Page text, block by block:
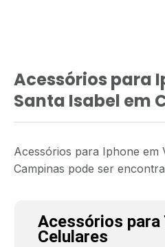
Acessórios para
Santa Isabel em
Acessórios para Iphone em
Campinas pode ser
Acessórios para
Celulares